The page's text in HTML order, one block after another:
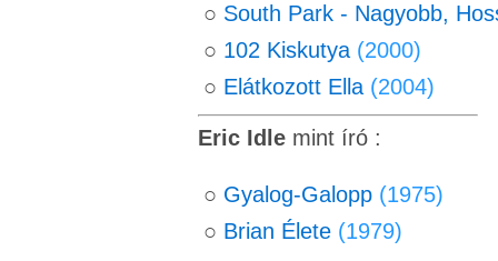
○ South Park - Nagyobb,
○ 102 Kiskutya (2000)
○ Elátkozott Ella (2004)
Eric Idlemint író :
○ Gyalog-Galopp (1975)
○ Brian Élete (1979)